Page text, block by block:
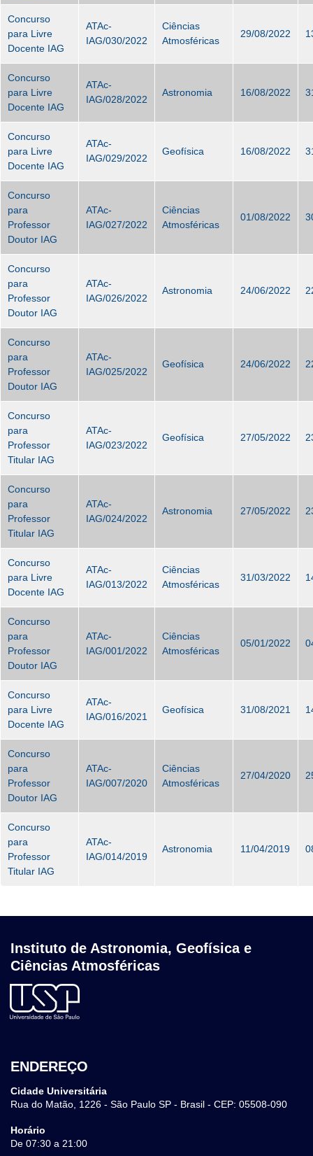
Concurso
para Livre
Docente IAG
ATAc-
IAG/030/2022
Ciências
Atmosféricas
29/08/2022
Concurso
para Livre
Docente IAG
ATAc-
IAG/028/2022
Astronomia 16/08/2022
Concurso
para Livre
Docente IAG
ATAc-
IAG/029/2022
Geofísica 16/08/2022
Concurso
para
Professor
Doutor IAG
ATAc-
IAG/027/2022
Ciências
Atmosféricas
01/08/2022
Concurso
para
Professor
Doutor IAG
ATAc-
IAG/026/2022
Astronomia 24/06/2022
Concurso
para
Professor
Doutor IAG
ATAc-
IAG/025/2022
Geofísica 24/06/2022
Concurso
para
Professor
Titular IAG
ATAc-
IAG/023/2022
Geofísica 27/05/2022
Concurso
para
Professor
Titular IAG
ATAc-
IAG/024/2022
Astronomia 27/05/2022
Concurso
para Livre
Docente IAG
ATAc-
IAG/013/2022
Ciências
Atmosféricas
31/03/2022
Concurso
para
Professor
Doutor IAG
ATAc-
IAG/001/2022
Ciências
Atmosféricas
05/01/2022
Concurso
para Livre
Docente IAG
ATAc-
IAG/016/2021
Geofísica 31/08/2021
Concurso
para
Professor
Doutor IAG
ATAc-
IAG/007/2020
Ciências
Atmosféricas
27/04/2020
Concurso
para
Professor
Titular IAG
ATAc-
IAG/014/2019
Astronomia 11/04/2019
Instituto de Astronomia, Geofísica e
Ciências Atmosféricas
ENDEREÇO
Cidade Universitária
Rua do Matão, 1226 - São Paulo SP - Brasil - CEP: 05508-090
Horário
De 07:30 a 21:00